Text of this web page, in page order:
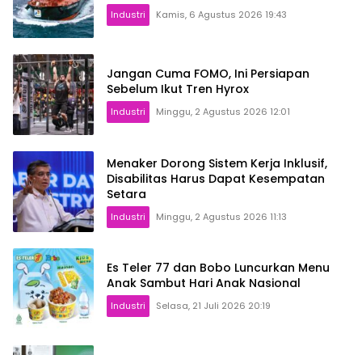
Industri Kamis, 6 Agustus 2026 19:43
Jangan Cuma FOMO, Ini Persiapan
Sebelum Ikut Tren Hyrox
Industri Minggu, 2 Agustus 2026 12:01
Menaker Dorong Sistem Kerja Inklusif,
Disabilitas Harus Dapat Kesempatan
Setara
Industri Minggu, 2 Agustus 2026 11:13
Es Teler 77 dan Bobo Luncurkan Menu
Anak Sambut Hari Anak Nasional
Industri Selasa, 21 Juli 2026 20:19